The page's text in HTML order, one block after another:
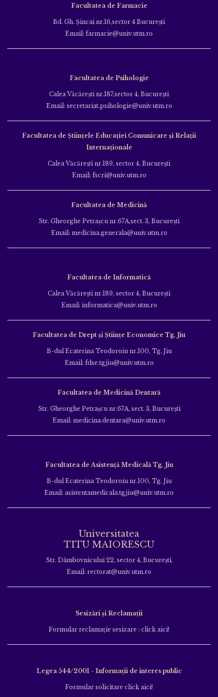
Facultatea de Farmacie
Bd. Gh. Şincai nr.16,sector 4 Bucureşti
Email: farmacie@univ.utm.ro
Facultatea de Psihologie
Calea Văcăreşti nr.187,sector 4, Bucureşti
Email: secretariat.psihologie@univ.utm.ro
Facultatea de Ştiinţele Educației Comunicare și Relații
Internaționale
Calea Văcăreşti nr.189, sector 4, Bucureşti
Email: fscri@univ.utm.ro
Facultatea de Medicină
Str. Gheorghe Petraşcu nr.67A,sect. 3, Bucureşti
Email: medicina.generala@univ.utm.ro
Facultatea de Informatică
Calea Văcăreşti nr.189, sector 4, Bucureşti
Email: informatica@univ.utm.ro
Facultatea de Drept și Științe Economice Tg. Jiu
B-dul Ecaterina Teodoroiu nr.100, Tg. Jiu
Email: fdse.tgjiu@univ.utm.ro
Facultatea de Medicină Dentară
Str. Gheorghe Petraşcu nr.67A, sect. 3, Bucureşti
Email: medicina.dentara@univ.utm.ro
Facultatea de Asistență Medicală Tg. Jiu
B-dul Ecaterina Teodoroiu nr.100, Tg. Jiu
Email: asistentamedicala.tgjiu@univ.utm.ro
Universitatea
TITU MAIORESCU
Str. Dâmbovnicului 22, sector 4, București,
Email: rectorat@univ.utm.ro
Sesizări și Reclamații
Formular reclamație sesizare : click aici!
Legea 544/2001 - Informații de interes public
Formular solicitare click aici!